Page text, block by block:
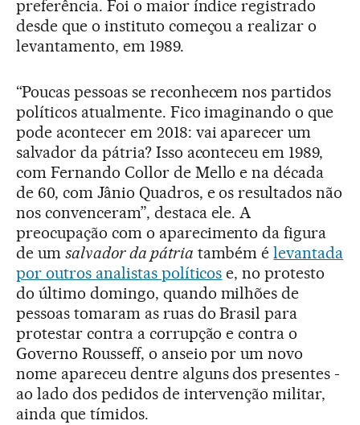
preferência. Foi o maior índice registrado
desde que o instituto começou a realizar o
levantamento, em 1989.
“Poucas pessoas se reconhecem nos partidos
políticos atualmente. Fico imaginando o que
pode acontecer em 2018: vai aparecer um
salvador da pátria? Isso aconteceu em 1989,
com Fernando Collor de Mello e na década
de 60, com Jânio Quadros, e os resultados não
nos convenceram”, destaca ele. A
preocupação com o aparecimento da figura
de um salvador da pátria também élevantada
por outros analistas políticos e, no protesto
do último domingo, quando milhões de
pessoas tomaram as ruas do Brasil para
protestar contra a corrupção e contra o
Governo Rousseff, o anseio por um novo
nome apareceu dentre alguns dos presentes -
ao lado dos pedidos de intervenção militar,
ainda que tímidos.